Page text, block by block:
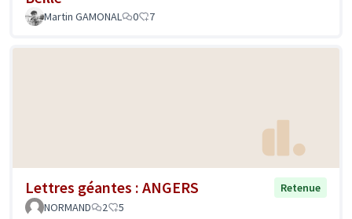
Martin GAMONAL 0 7
Lettres géantes : ANGERS
Retenue
NORMAND
2 5